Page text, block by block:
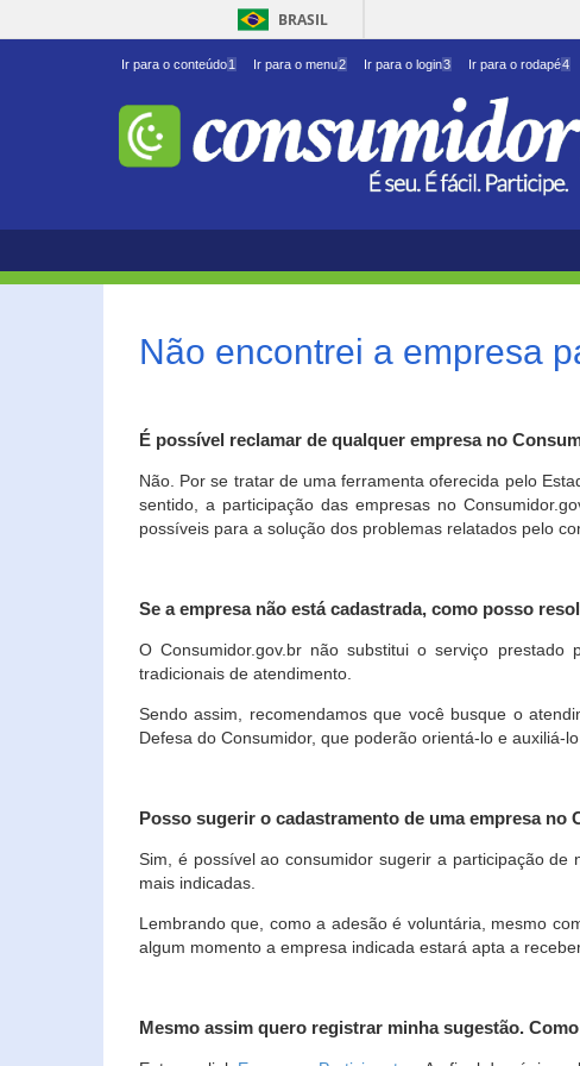
BRASIL
Ir para o conteúdo1 Ir para o menu2 Ir para o login3 Ir para o rodapé4
Não encontrei a empresa
É possível reclamar de qualquer empresa no
Não. Por se tratar de uma ferramenta oferecida pelo
sentido, a participação das empresas no
possíveis para a solução dos problemas relatados pelo
Se a empresa não está cadastrada, como posso
O Consumidor.gov.br não substitui o serviço
tradicionais de atendimento.
Sendo assim, recomendamos que você busque o
Defesa do Consumidor, que poderão orientá-lo e auxiliá-
Posso sugerir o cadastramento de uma empresa no
Sim, é possível ao consumidor sugerir a participação
mais indicadas.
Lembrando que, como a adesão é voluntária, mesmo
algum momento a empresa indicada estará apta a
Mesmo assim quero registrar minha sugestão.